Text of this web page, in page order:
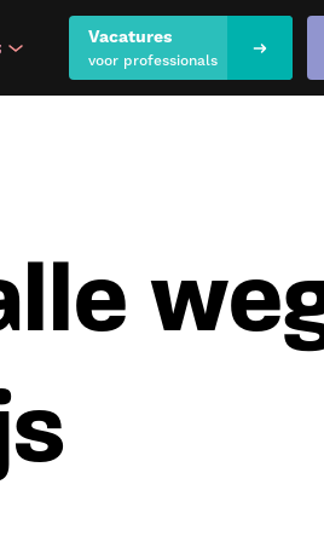
show submenu for "Inspiratie &
Vacatures
voor professionals